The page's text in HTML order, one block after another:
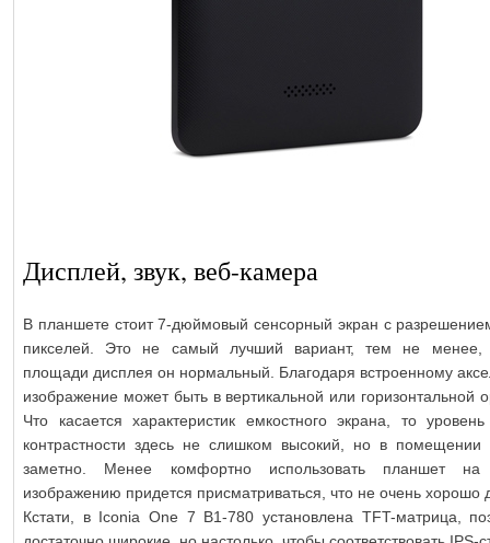
Дисплей, звук, веб-камера
В планшете стоит 7-дюймовый сенсорный экран с
пикселей. Это не самый лучший вариант, тем не менее,
площади дисплея он нормальный. Благодаря встроенному
изображение может быть в вертикальной или горизонтальной
Что касается характеристик емкостного экрана, то
контрастности здесь не слишком высокий, но в помещении
заметно. Менее комфортно использовать планшет
изображению придется присматриваться, что не очень хорошо
Кстати, в Iconia One 7 B1-780 установлена TFT-матрица,